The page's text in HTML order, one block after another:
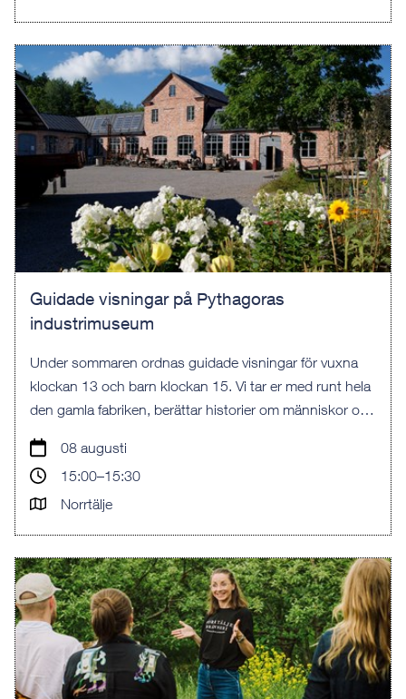
Guidade visningar på Pythagoras
industrimuseum
Under sommaren ordnas guidade visningar för vuxna
klockan 13 och barn klockan 15. Vi tar er med runt hela
den gamla fabriken, berättar historier om människor och
08 augusti
15:00–15:30
Norrtälje